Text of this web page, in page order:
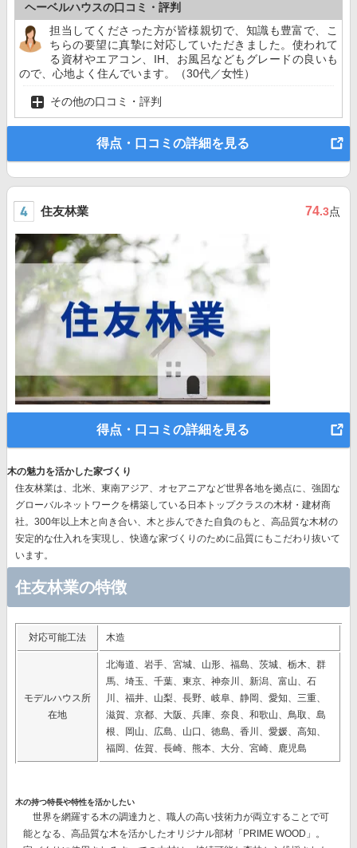
ヘーベルハウスの口コミ・評判
担当してくださった方が皆様親切で、知識も豊富で、こ
ちらの要望に真摯に対応していただきました。使われて
る資材やエアコン、IH、お風呂などもグレードの良いも
ので、心地よく住んでいます。（30代／女性）
その他の口コミ・評判
得点・口コミの詳細を見る
住友林業 74.3点
得点・口コミの詳細を見る
木の魅力を活かした家づくり
住友林業は、北米、東南アジア、オセアニアなど世界各地を拠点に、強固な
グローバルネットワークを構築している日本トップクラスの木材・建材商
社。300年以上木と向き合い、木と歩んできた自負のもと、高品質な木材の
安定的な仕入れを実現し、快適な家づくりのために品質にもこだわり抜いて
います。
住友林業の特徴
対応可能工法 木造
モデルハウス所
在地
北海道、岩手、宮城、山形、福島、茨城、栃木、群
馬、埼玉、千葉、東京、神奈川、新潟、富山、石
川、福井、山梨、長野、岐阜、静岡、愛知、三重、
滋賀、京都、大阪、兵庫、奈良、和歌山、鳥取、島
根、岡山、広島、山口、徳島、香川、愛媛、高知、
福岡、佐賀、長崎、熊本、大分、宮崎、鹿児島
木の持つ特長や特性を活かしたい
世界を網羅する木の調達力と、職人の高い技術力が両立することで可
能となる、高品質な木を活かしたオリジナル部材 「PRIME WOOD」。